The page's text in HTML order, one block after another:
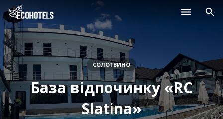
Населені пункти
Курорти
Дитячі табори
Магазини
База відпочинку «RC
Slatina»
СОЛОТВИНО